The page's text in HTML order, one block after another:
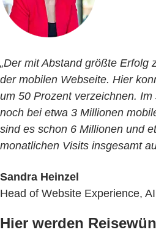
„Der mit Abstand größte Erfolg
der mobilen Webseite. Hier
um 50 Prozent verzeichnen.
noch bei etwa 3 Millionen
sind es schon 6 Millionen und
monatlichen Visits insgesamt
Sandra Heinzel
Head of Website Experience,
Hier werden